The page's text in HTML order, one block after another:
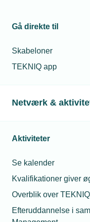
Gå direkte til
Skabeloner
TEKNIQ app
Netværk &
Aktiviteter
Se kalender
Kvalifikationer giver
Overblik over
Efteruddannelse i
Læs mere om samme
betale for fri